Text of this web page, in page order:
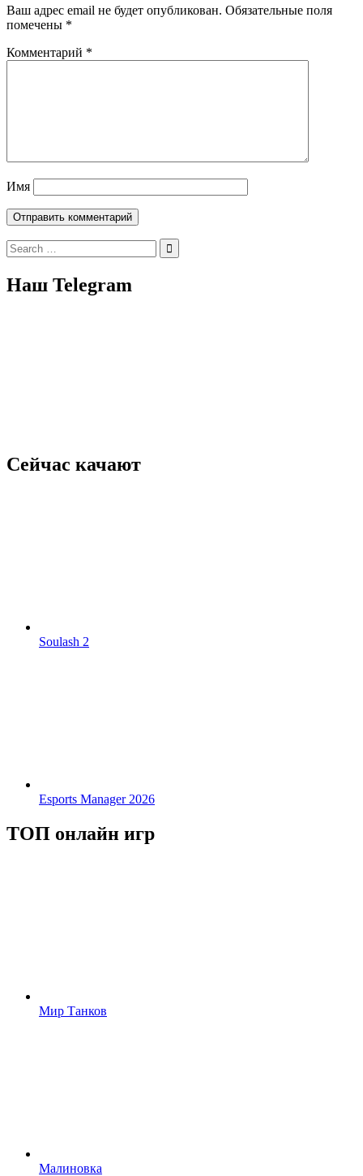
Ваш адрес email не будет опубликован. Обязательные поля
помечены *
Комментарий *
Имя
Search
for:
Наш Telegram
Сейчас качают
Soulash 2
Esports Manager 2026
ТОП онлайн игр
Мир Танков
Малиновка